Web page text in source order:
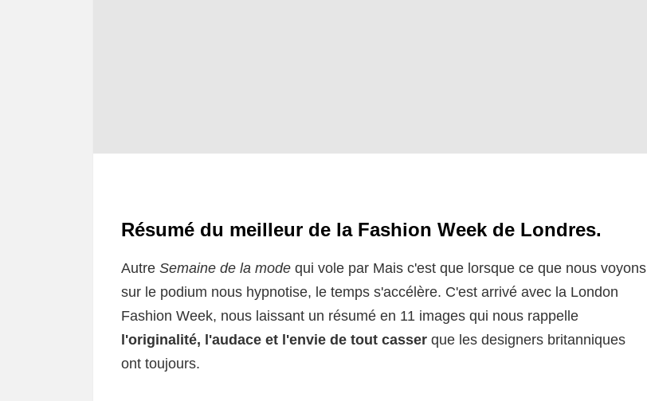
Résumé du meilleur de la Fashion Week de Londres.
Autre Semaine de la mode qui vole par Mais c'est que lorsque ce que nous voyons
sur le podium nous hypnotise, le temps s'accélère. C'est arrivé avec la London
Fashion Week, nous laissant un résumé en 11 images qui nous rappelle
l'originalité, l'audace et l'envie de tout casser que les designers britanniques
ont toujours.